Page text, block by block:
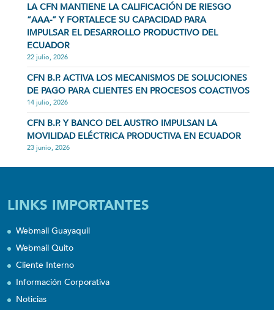
LA CFN MANTIENE LA CALIFICACIÓN DE RIESGO
“AAA-” Y FORTALECE SU CAPACIDAD PARA
IMPULSAR EL DESARROLLO PRODUCTIVO DEL
ECUADOR
22 julio, 2026
CFN B.P. ACTIVA LOS MECANISMOS DE SOLUCIONES
DE PAGO PARA CLIENTES EN PROCESOS COACTIVOS
14 julio, 2026
CFN B.P. Y BANCO DEL AUSTRO IMPULSAN LA
MOVILIDAD ELÉCTRICA PRODUCTIVA EN ECUADOR
23 junio, 2026
LINKS IMPORTANTES
Webmail Guayaquil
Webmail Quito
Cliente Interno
Información Corporativa
Noticias